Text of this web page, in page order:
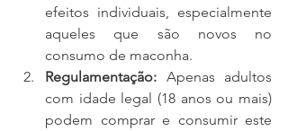
efeitos individuais, especialmente
aqueles que são novos no
consumo de maconha.
Regulamentação: Apenas adultos
com idade legal (18 anos ou mais)
podem comprar e consumir este